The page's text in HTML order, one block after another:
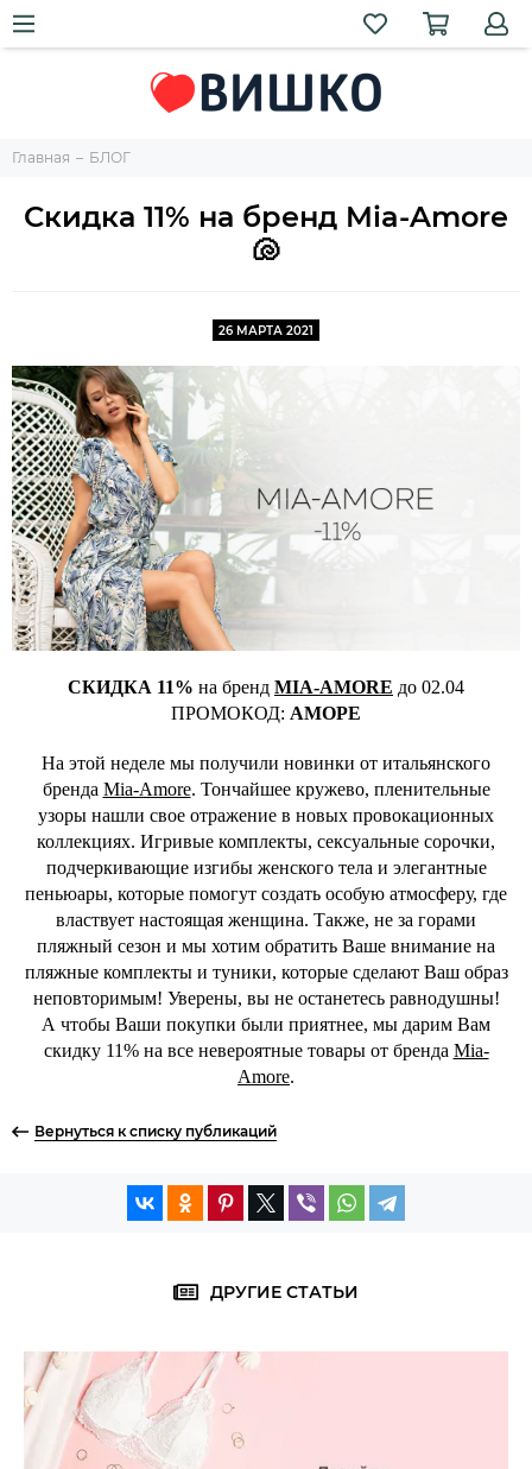
Главная БЛОГ
Скидка 11% на бренд Mia-Amore
🐚
26 МАРТА 2021
СКИДКА 11% на бренд MIA-AMORE до 02.04
ПРОМОКОД: АМОРЕ
На этой неделе мы получили новинки от итальянского
бренда Mia-Amore. Тончайшее кружево, пленительные
узоры нашли свое отражение в новых провокационных
коллекциях. Игривые комплекты, сексуальные сорочки,
подчеркивающие изгибы женского тела и элегантные
пеньюары, которые помогут создать особую атмосферу, где
властвует настоящая женщина. Также, не за горами
пляжный сезон и мы хотим обратить Ваше внимание на
пляжные комплекты и туники, которые сделают Ваш образ
неповторимым! Уверены, вы не останетесь равнодушны!
А чтобы Ваши покупки были приятнее, мы дарим Вам
скидку 11% на все невероятные товары от бренда Mia-
Amore.
Вернуться к списку публикаций
ДРУГИЕ СТАТЬИ